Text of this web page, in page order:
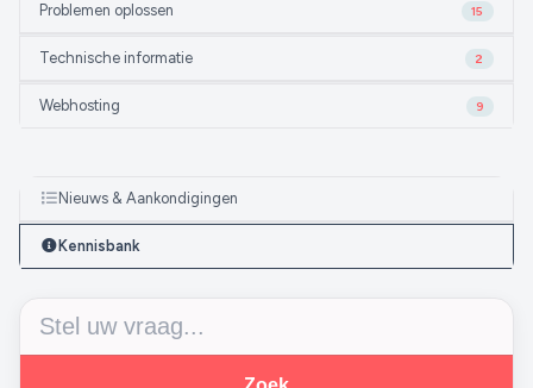
Problemen oplossen 15
Technische informatie 2
Webhosting 9
Nieuws & Aankondigingen
Kennisbank